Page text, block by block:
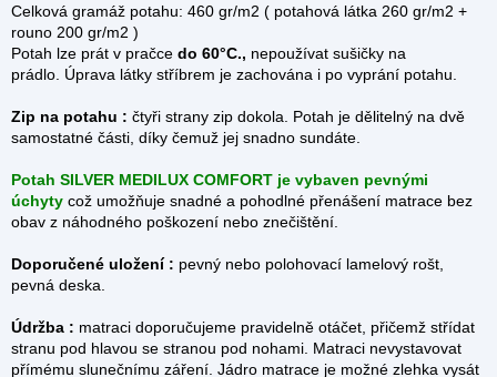
Celková gramáž potahu: 460 gr/m2 ( potahová látka 260 gr/m2 +
rouno 200 gr/m2 )
Potah lze prát v pračce do 60°C., nepoužívat sušičky na
prádlo. Úprava látky stříbrem je zachována i po vyprání potahu.
Zip na potahu : čtyři strany zip dokola.
Potah je dělitelný na dvě
samostatné části, díky čemuž jej snadno sundáte.
Potah SILVER MEDILUX COMFORT je vybaven pevnými
úchyty což umožňuje snadné a pohodlné přenášení matrace bez
obav z náhodného poškození nebo znečištění.
Doporučené uložení : pevný nebo polohovací lamelový rošt,
pevná deska.
Údržba : matraci doporučujeme pravidelně otáčet, přičemž střídat
stranu pod hlavou se stranou pod nohami. Matraci nevystavovat
přímému slunečnímu záření. Jádro matrace je možné zlehka vysát